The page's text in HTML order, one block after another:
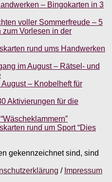
– Bingokarten in 3
voller Sommerfreude – 5
zum Vorlesen in der
rund ums Handwerken
im August – Rätsel- und
– Knobelheft für
Aktivierungen für die
rund um Sport “Dies
gekennzeichnet sind, sind
/ Impressum